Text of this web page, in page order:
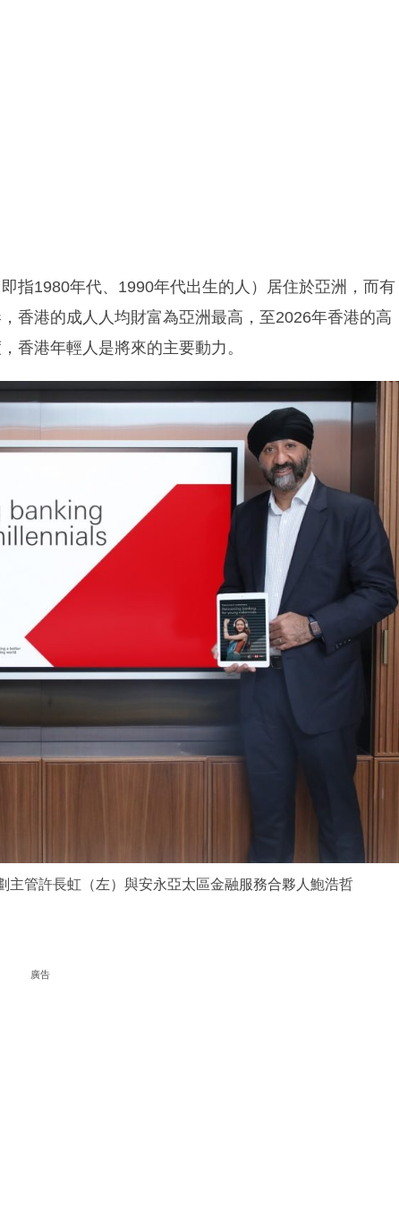
指1980年代、1990年代出生的人）居住於亞洲，而有
香港的成人人均財富為亞洲最高，至2026年香港的高
香港年輕人是將來的主要動力。
主管許長虹（左）與安永亞太區金融服務合夥人鮑浩哲
廣告